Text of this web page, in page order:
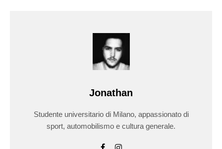
Jonathan
Studente universitario di Milano, appassionato di
sport, automobilismo e cultura generale.